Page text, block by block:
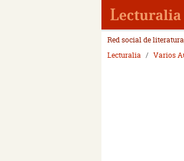
Red social de
Lecturalia
Varios